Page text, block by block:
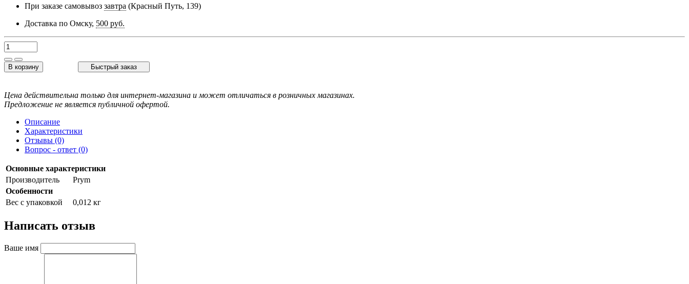
При заказе самовывоз завтра (Красный Путь, 139)
Доставка по Омску, 500 руб.
В корзину Быстрый заказ
Цена действительна только для интернет-магазина и может отличаться в розничных магазинах.
Предложение не является публичной офертой.
Описание
Характеристики
Отзывы (0)
Вопрос - ответ (0)
Основные характеристики
Производитель
Prym
Особенности
Вес с упаковкой
0,012 кг
Написать отзыв
Ваше имя